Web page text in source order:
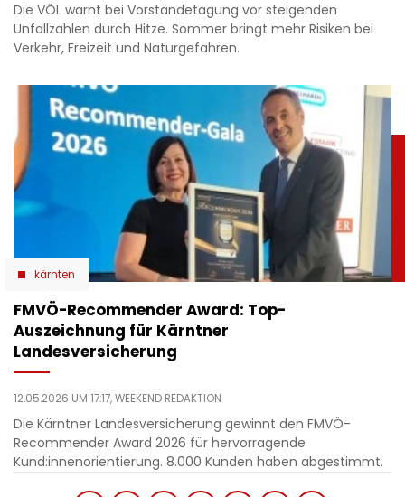
Die VÖL warnt bei Vorständetagung vor steigenden
Unfallzahlen durch Hitze. Sommer bringt mehr Risiken bei
Verkehr, Freizeit und Naturgefahren.
kärnten
​FMVÖ-Recommender Award: Top-
Auszeichnung für Kärntner
Landesversicherung
12.05.2026 UM 17:17,WEEKEND REDAKTION
Die Kärntner Landesversicherung gewinnt den FMVÖ-
Recommender Award 2026 für hervorragende
Kund:innenorientierung. 8.000 Kunden haben abgestimmt.